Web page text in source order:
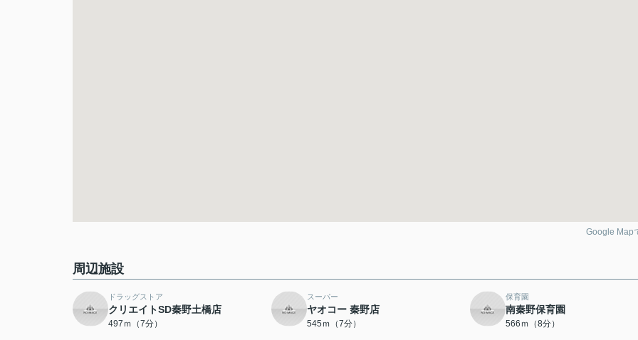
Google Map
周辺施設
ドラッグストア
クリエイトSD秦野土橋店
497ｍ（7分）
スーパー
ヤオコー 秦野店
545ｍ（7分）
保育園
南秦野保育園
566ｍ（8分）